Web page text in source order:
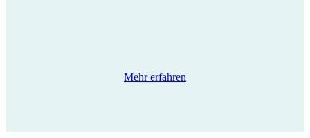
Mehr erfahren